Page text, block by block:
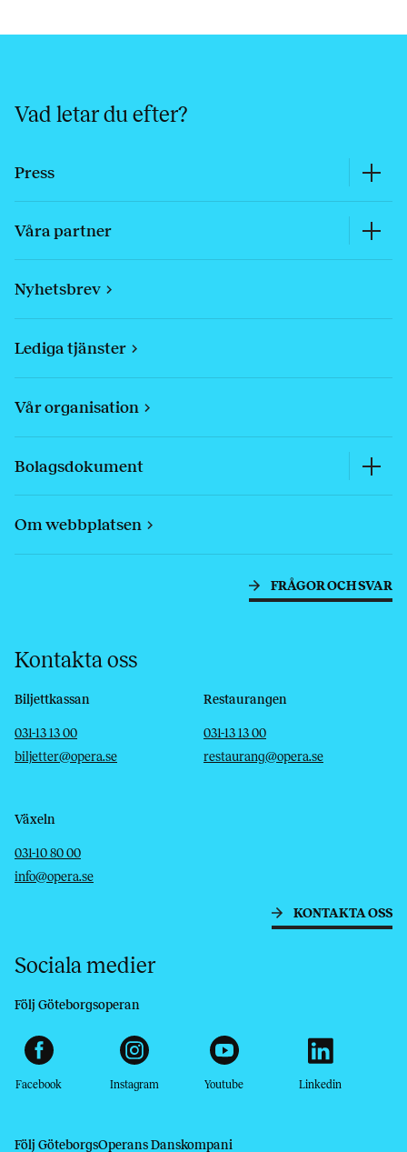
Vad letar du efter?
Press
Våra partner
Nyhetsbrev
Lediga tjänster
Vår organisation
Bolagsdokument
Om webbplatsen
FRÅGOR OCH SVAR
Kontakta oss
Biljettkassan
Telefon
031-13 13 00
E-post
biljetter@opera.se
Restaurangen
Telefon
031-13 13 00
E-post
restaurang@opera.se
Växeln
Telefon
031-10 80 00
E-post
info@opera.se
KONTAKTA OSS
Sociala medier
Följ Göteborgsoperan
Facebook Instagram Youtube Linkedin
Följ GöteborgsOperans Danskompani